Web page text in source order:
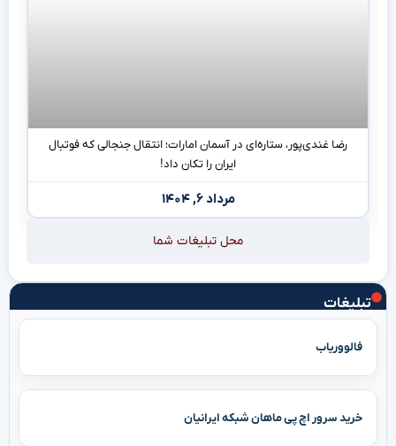
تبلیغات
فالووریاب
خرید سرور اچ پی ماهان شبکه ایرانیان
رضا غندی‌پور، ستاره‌ای در آسمان امارات؛ انتقال جنجالی که فوتبال
ایران را تکان داد!
مرداد ۶, ۱۴۰۴
محل تبلیغات شما